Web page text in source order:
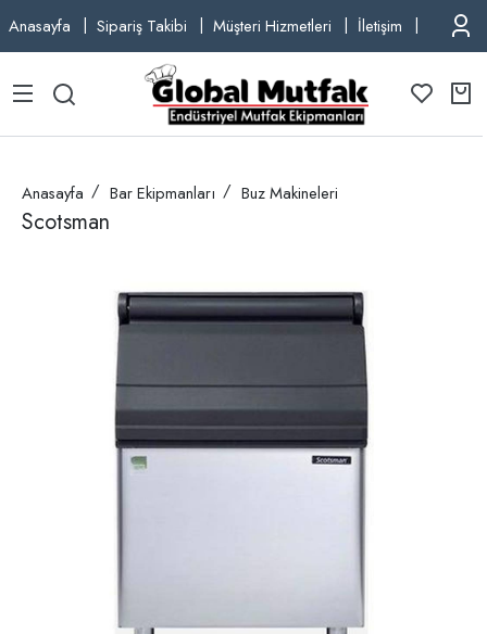
Anasayfa Sipariş Takibi Müşteri Hizmetleri İletişim TEL:
Anasayfa Bar Ekipmanları Buz Makineleri
Scotsman